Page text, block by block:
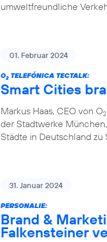
umweltfreundliche
01. Februar 2024
O2 TELEFÓNICA TECTALK:
Smart Cities
Markus Haas, CEO von O2
der Stadtwerke
Städte in Deutschland zu
31. Januar 2024
PERSONALIE:
Brand &
Falkensteiner